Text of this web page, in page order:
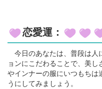
恋愛運：
今日のあなたは、普段は人
ョンにこだわることで、美
やインナーの服にいつもちは
うにしてみましょう。